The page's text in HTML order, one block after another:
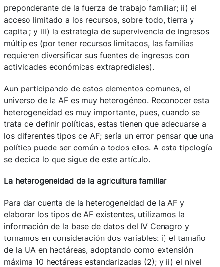
preponderante de la fuerza de trabajo familiar; ii) el
acceso limitado a los recursos, sobre todo, tierra y
capital; y iii) la estrategia de supervivencia de ingresos
múltiples (por tener recursos limitados, las familias
requieren diversificar sus fuentes de ingresos con
actividades económicas extraprediales).
Aun participando de estos elementos comunes, el
universo de la AF es muy heterogéneo. Reconocer esta
heterogeneidad es muy importante, pues, cuando se
trata de definir políticas, estas tienen que adecuarse a
los diferentes tipos de AF; sería un error pensar que una
política puede ser común a todos ellos. A esta tipología
se dedica lo que sigue de este artículo.
La heterogeneidad de la agricultura familiar
Para dar cuenta de la heterogeneidad de la AF y
elaborar los tipos de AF existentes, utilizamos la
información de la base de datos del IV Cenagro y
tomamos en consideración dos variables: i) el tamaño
de la UA en hectáreas, adoptando como extensión
máxima 10 hectáreas estandarizadas (2); y ii) el nivel